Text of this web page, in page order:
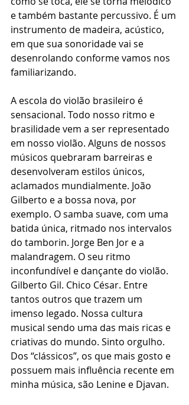
e também bastante percussivo. É um
instrumento de madeira, acústico,
em que sua sonoridade vai se
desenrolando conforme vamos nos
familiarizando.
A escola do violão brasileiro é
sensacional. Todo nosso ritmo e
brasilidade vem a ser representado
em nosso violão. Alguns de nossos
músicos quebraram barreiras e
desenvolveram estilos únicos,
aclamados mundialmente. João
Gilberto e a bossa nova, por
exemplo. O samba suave, com uma
batida única, ritmado nos intervalos
do tamborin. Jorge Ben Jor e a
malandragem. O seu ritmo
inconfundível e dançante do violão.
Gilberto Gil. Chico César. Entre
tantos outros que trazem um
imenso legado. Nossa cultura
musical sendo uma das mais ricas e
criativas do mundo. Sinto orgulho.
Dos “clássicos”, os que mais gosto e
possuem mais influência recente em
minha música, são Lenine e Djavan.